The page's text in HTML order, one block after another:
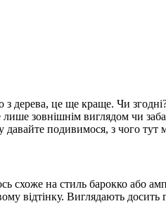
дерева, це ще краще. Чи
лише зовнішнім виглядом чи
давайте подивимося, з чого
на стиль барокко або
відтінку. Виглядають досить